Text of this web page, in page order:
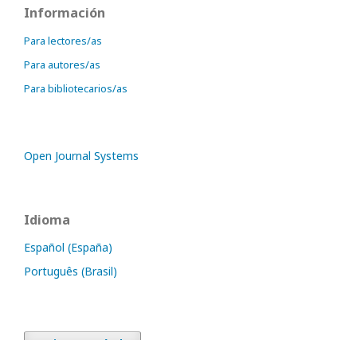
Información
Para lectores/as
Para autores/as
Para bibliotecarios/as
Open Journal Systems
Idioma
Español (España)
Português (Brasil)